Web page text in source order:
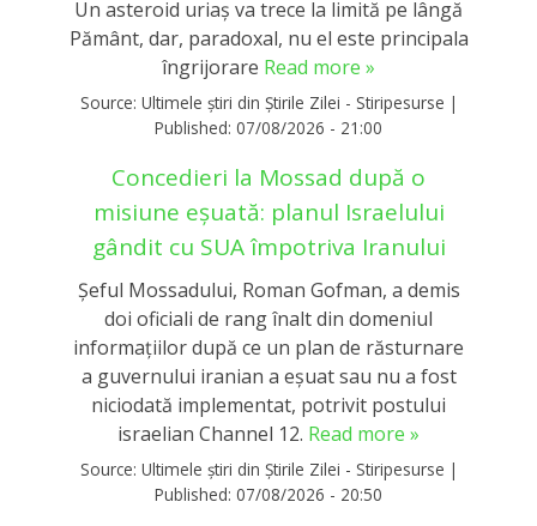
Un asteroid uriaș va trece la limită pe lângă
Pământ, dar, paradoxal, nu el este principala
îngrijorare Read more »
Source: Ultimele știri din Știrile Zilei - Stiripesurse |
Published: 07/08/2026 - 21:00
Concedieri la Mossad după o
misiune eșuată: planul Israelului
gândit cu SUA împotriva Iranului
Șeful Mossadului, Roman Gofman, a demis
doi oficiali de rang înalt din domeniul
informațiilor după ce un plan de răsturnare
a guvernului iranian a eșuat sau nu a fost
niciodată implementat, potrivit postului
israelian Channel 12. Read more »
Source: Ultimele știri din Știrile Zilei - Stiripesurse |
Published: 07/08/2026 - 20:50